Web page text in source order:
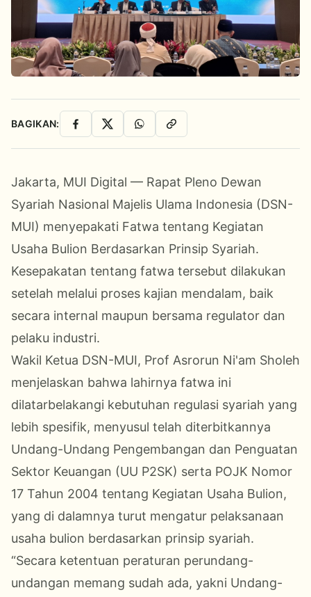
BAGIKAN: Facebook
X WhatsAppSalin Link
Jakarta, MUI Digital — Rapat Pleno Dewan
Syariah Nasional Majelis Ulama Indonesia (DSN-
MUI) menyepakati Fatwa tentang Kegiatan
Usaha Bulion Berdasarkan Prinsip Syariah.
Kesepakatan tentang fatwa tersebut dilakukan
setelah melalui proses kajian mendalam, baik
secara internal maupun bersama regulator dan
pelaku industri.
Wakil Ketua DSN-MUI, Prof Asrorun Ni'am Sholeh
menjelaskan bahwa lahirnya fatwa ini
dilatarbelakangi kebutuhan regulasi syariah yang
lebih spesifik, menyusul telah diterbitkannya
Undang-Undang Pengembangan dan Penguatan
Sektor Keuangan (UU P2SK) serta POJK Nomor
17 Tahun 2004 tentang Kegiatan Usaha Bulion,
yang di dalamnya turut mengatur pelaksanaan
usaha bulion berdasarkan prinsip syariah.
“Secara ketentuan peraturan perundang-
undangan memang sudah ada, yakni Undang-